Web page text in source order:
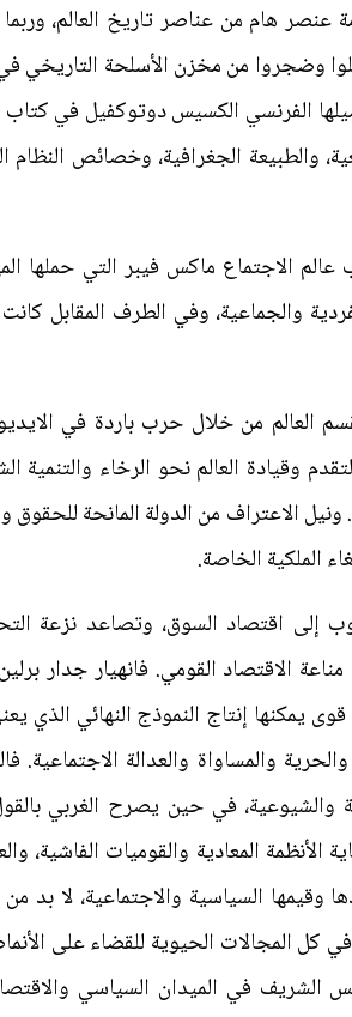
هام من عناصر تاريخ العالم،
الفرنسي الكسيس دوتوكفيل في
والطبيعة الجغرافية، وخصائص النظام
الاجتماع ماكس فيبر التي حملها
والجماعية، وفي الطرف المقابل
العالم من خلال حرب باردة في
وقيادة العالم نحو الرخاء والتنمية
الاعتراف من الدولة المانحة للحقوق
الملكية الخاصة.
إلى اقتصاد السوق، وتصاعد نزعة
الاقتصاد القومي. فانهيار جدار
يمكنها إنتاج النموذج النهائي الذي
والمساواة والعدالة
والشيوعية، في حين يصرح الغربي
منتهى الإبداع ونهاية الأنظمة المعادية
السياسية والاجتماعية، لا بد
المجالات الحيوية للقضاء على
الشريف في الميدان السياسي